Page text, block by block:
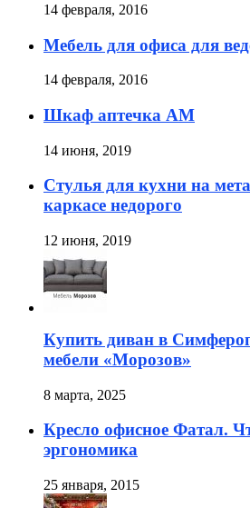
14 февраля, 2016
Мебель для офиса для
14 февраля, 2016
Шкаф аптечка АМ
14 июня, 2019
Стулья для кухни на
каркасе недорого
12 июня, 2019
Купить диван в
мебели «Морозов»
8 марта, 2025
Кресло офисное Фатал.
эргономика
25 января, 2015